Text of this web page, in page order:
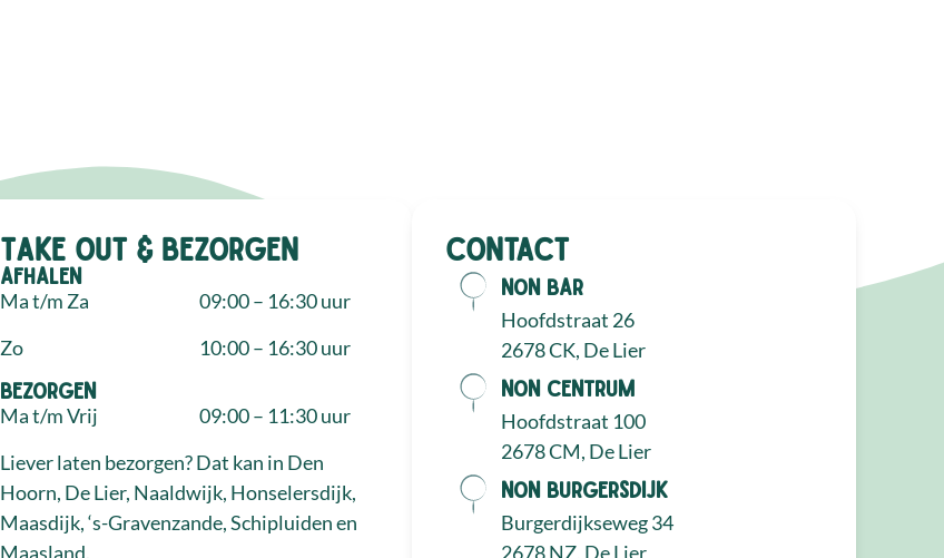
Take out & bezorgen
Afhalen
Ma t/m Za
Zo
09:00 – 16:30 uur
10:00 – 16:30 uur
Bezorgen
Ma t/m Vrij
09:00 – 11:30 uur
Liever laten bezorgen? Dat kan in Den
Hoorn, De Lier, Naaldwijk, Honselersdijk,
Maasdijk, ‘s-Gravenzande, Schipluiden en
Maasland.
Contact
NON Bar
Hoofdstraat 26
2678 CK, De Lier
NON Centrum
Hoofdstraat 100
2678 CM, De Lier
NON Burgersdijk
Burgerdijkseweg 34
2678 NZ, De Lier